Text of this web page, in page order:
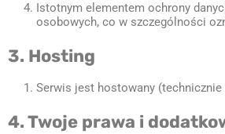
Istotnym elementem ochrony
osobowych, co w szczególności
3. Hosting
Serwis jest hostowany (technicznie
4. Twoje prawa i